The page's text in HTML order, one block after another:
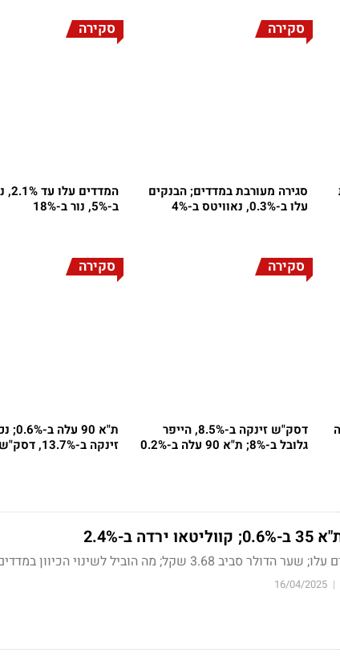
סקירה
סגירה מעורבת במדדים; הבנקים
עלו ב-0.3%, נאוויטס ב-4%
סקירה
ב-5%, נור ב-18%
סקירה
דסק"ש זינקה ב-8.5%, הייפר
גלובל ב-8%; ת"א 90 עלה ב-0.2%
סקירה
ת"א 90
זינקה ב-13.7%, דסק"ש ב-15.7%
שקל; מה הוביל לשינוי הכיוון במדדים?
|
16/04/2025